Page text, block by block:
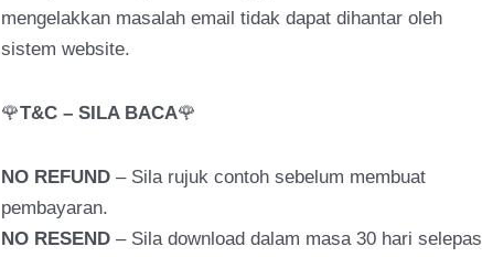
mengelakkan masalah email tidak dapat dihantar oleh
sistem website.
🌹T&C – SILA BACA🌹
NO REFUND– Sila rujuk contoh sebelum membuat
pembayaran.
NO RESEND– Sila download dalam masa 30 hari selepas